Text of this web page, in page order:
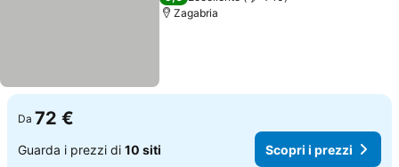
Zagabria
Da 72 €
Guarda i prezzi di 10 siti Scopri i prezzi